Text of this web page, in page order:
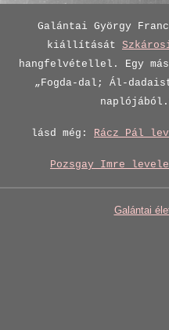
Galántai György
kiállítását
hangfelvétellel. Egy
„Fogda-dal; Ál-
lásd még: Rácz Pál
Pozsgay Imre
Galántai